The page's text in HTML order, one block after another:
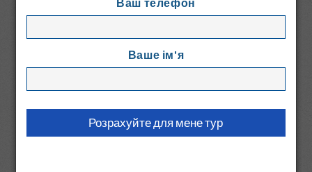
Греція, о. Крит - Ретимно
Ваше ім'я